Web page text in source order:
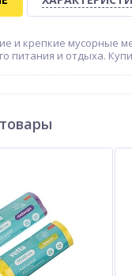
и крепкие мусорные
питания и отдыха.